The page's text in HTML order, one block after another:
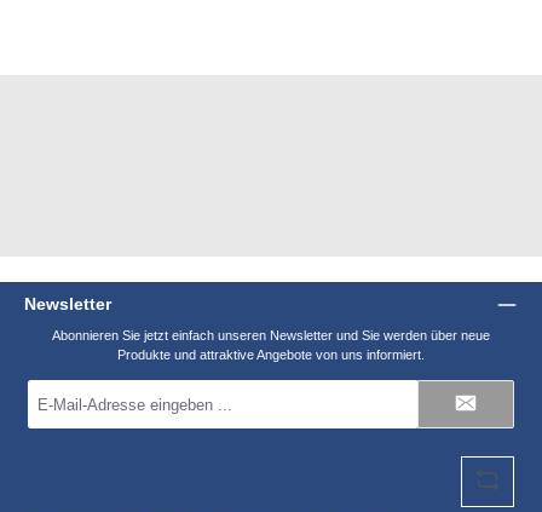
Newsletter
Abonnieren Sie jetzt einfach unseren Newsletter und Sie werden über neue
Produkte und attraktive Angebote von uns informiert.
Mail-